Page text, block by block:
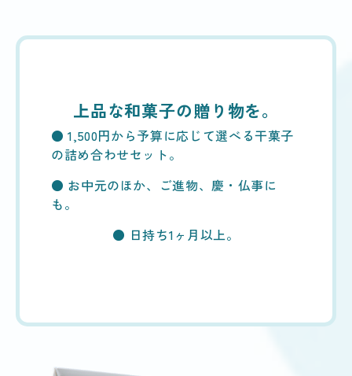
上品な和菓子の贈り物を。
● 1,500円から予算に応じて選べる干菓子
の詰め合わせセット。
● お中元のほか、ご進物、慶・仏事に
も。
● 日持ち1ヶ月以上。